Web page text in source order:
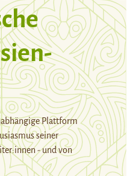
Plattform
seiner
- und von